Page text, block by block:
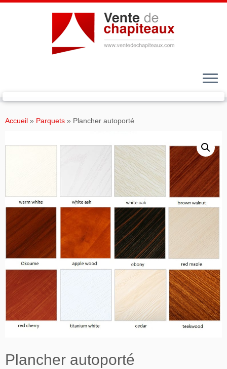
auAccueil » Parquets » Plancher autoporté
Plancher autoporté